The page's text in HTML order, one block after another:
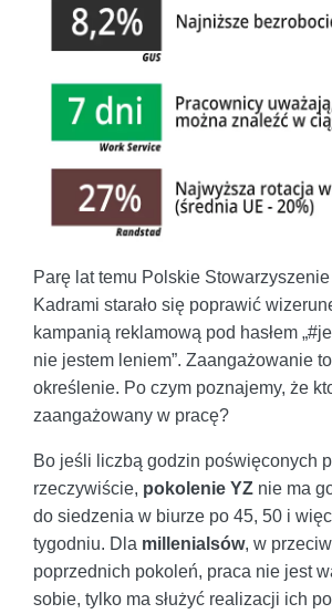
Parę lat temu Polskie
Kadrami starało się poprawić
kampanią reklamową pod hasłem
nie jestem leniem”. Zaangażowanie
określenie. Po czym poznajemy, że
zaangażowany w pracę?
Bo jeśli liczbą godzin poświęconych
rzeczywiście, pokolenie YZ nie ma
do siedzenia w biurze po 45, 50 i
tygodniu. Dla millenialsów, w
poprzednich pokoleń, praca nie jest
sobie, tylko ma służyć realizacji ich